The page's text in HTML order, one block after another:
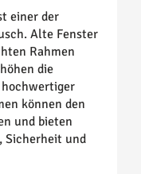
einer der
Alte Fenster
Rahmen
die
können den
und bieten
Sicherheit und